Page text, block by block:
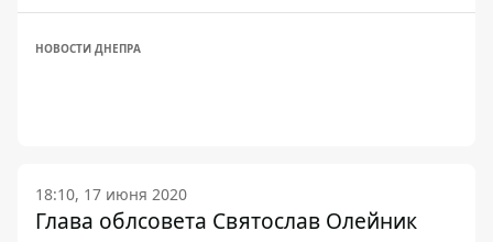
НОВОСТИ ДНЕПРА
18:10, 17 июня 2020
Глава облсовета Святослав Олейник